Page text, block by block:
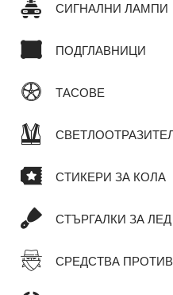
СИГНАЛНИ ЛАМПИ
ПОДГЛАВНИЦИ
ТАСОВЕ
СТИКЕРИ ЗА КОЛА
СТЪРГАЛКИ ЗА ЛЕД
СРЕДСТВА